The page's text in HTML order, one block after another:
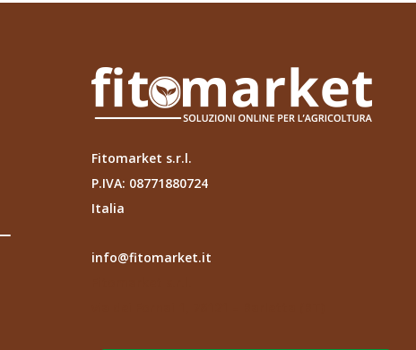
Fitomarket s.r.l.
P.IVA: 08771880724
Italia
info@fitomarket.it